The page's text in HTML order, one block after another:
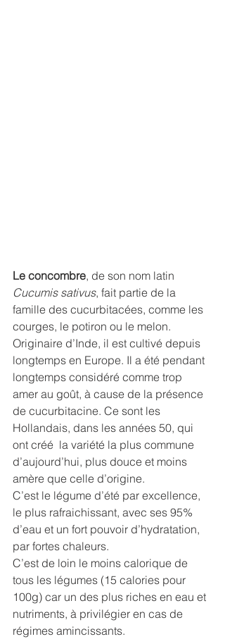
Le concombre, de son nom latin
Cucumis sativus, fait partie de la
famille des cucurbitacées, comme les
courges, le potiron ou le melon.
Originaire d’Inde, il est cultivé depuis
longtemps en Europe. Il a été pendant
longtemps considéré comme trop
amer au goût, à cause de la présence
de cucurbitacine. Ce sont les
Hollandais, dans les années 50, qui
ont créé  la variété la plus commune
d’aujourd’hui, plus douce et moins
amère que celle d’origine.
C’est le légume d’été par excellence,
le plus rafraichissant, avec ses 95%
d’eau et un fort pouvoir d’hydratation,
par fortes chaleurs.
C’est de loin le moins calorique de
tous les légumes (15 calories pour
100g) car un des plus riches en eau et
nutriments, à privilégier en cas de
régimes amincissants.